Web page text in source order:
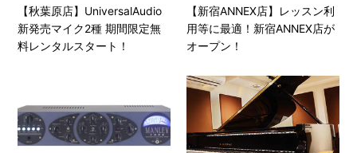
【秋葉原店】UniversalAudio
新発売マイク2種 期間限定無
料レンタルスタート！
【新宿ANNEX店】レッスン利
用等に最適！新宿ANNEX店が
オープン！